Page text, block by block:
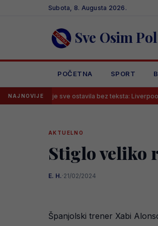
Subota, 8. Augusta 2026.
Sve Osim
POČETNA SPORT
NAJNOVIJE
je sve ostavila bez teksta: Liverpool doveo
AKTUELNO
Stiglo veliko
E. H.·21/02/2024
Španjolski trener Xabi